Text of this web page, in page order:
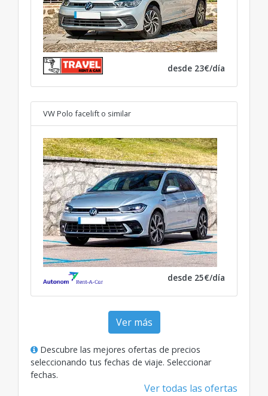
desde 23€/día
VW Polo facelift o similar
desde 25€/día
Ver más
Descubre las mejores ofertas de precios
seleccionando tus fechas de viaje. Seleccionar
fechas.
Ver todas las ofertas